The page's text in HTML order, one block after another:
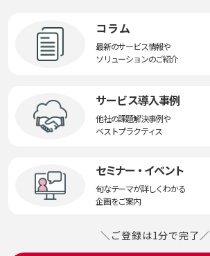
コラム
最新のサービス情報や
ソリューションのご紹介
サービス導入事例
他社の課題解決事例や
ベストプラクティス
セミナー・イベント
旬なテーマが詳しくわかる
企画をご案内
＼ご登録は1分で完了／